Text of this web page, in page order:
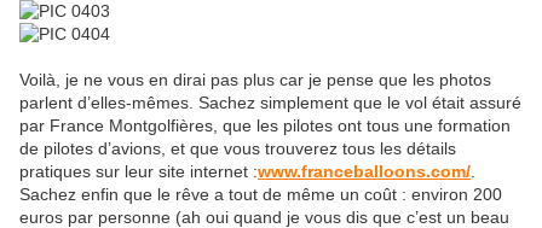
Voilà, je ne vous en dirai pas plus car je pense que les photos
parlent d’elles-mêmes. Sachez simplement que le vol était assuré
par France Montgolfières, que les pilotes ont tous une formation
de pilotes d’avions, et que vous trouverez tous les détails
pratiques sur leur site internet :www.franceballoons.com/
Sachez enfin que le rêve a tout de même un coût : environ 200
euros par personne (ah oui quand je vous dis que c’est un beau